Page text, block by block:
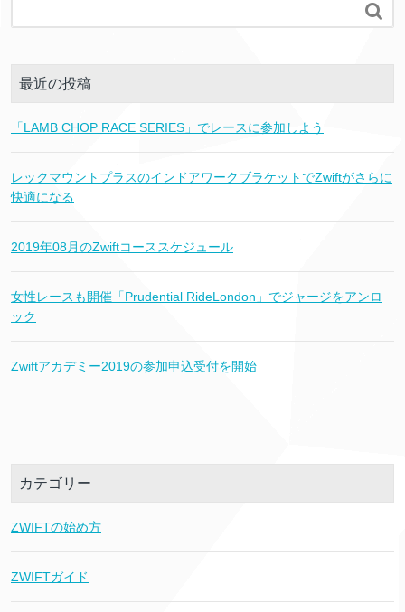

最近の投稿
「LAMB CHOP RACE SERIES」でレースに参加しよう
レックマウントプラスのインドアワークブラケットでZwiftがさらに
快適になる
2019年08月のZwiftコーススケジュール
女性レースも開催「Prudential RideLondon」でジャージをアンロ
ック
Zwiftアカデミー2019の参加申込受付を開始
カテゴリー
ZWIFTの始め方
ZWIFTガイド